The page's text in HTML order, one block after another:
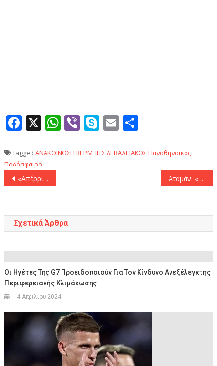
Facebook
X WhatsApp
ViberSkype
Email
Tagged ΑΝΑΚΟΙΝΩΣΗ ΒΕΡΜΠΙΤΣΛΕΒΑΔΕΙΑΚΟΣΠαναθηναϊκος
Ποδόσφαιρο
Πλοήγηση
«Απέρριψε την πρόταση της Αλ Αραμπί ο Αλμέιδα γιατί συνεχίζει στην ΑΕΚ» Αταμάν: «Αν μπορέσουμε να βρούμε παίκτη με ποιότητα και εμπειρία τότε θα κάνουμε μεταγραφή»
Σχετικά Άρθρα
Οι Ηγέτες Της G7 Προειδοποιούν Για Τον Κίνδυνο Ανεξέλεγκτης
Περιφερειακής Κλιμάκωσης
14 Απριλίου 2024